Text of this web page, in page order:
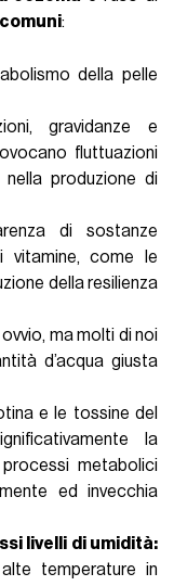
:
della pelle
, gravidanze e
fluttuazioni
produzione di
di sostanze
vitamine, come le
della resilienza
ma molti di noi
d’acqua giusta
e le tossine del
la
metabolici
ed invecchia
livelli di umidità:
temperature in